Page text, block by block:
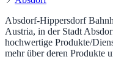
Absdorf-Hippersdorf
Austria, in der Stadt
hochwertige Produkte/
mehr über deren Produkte